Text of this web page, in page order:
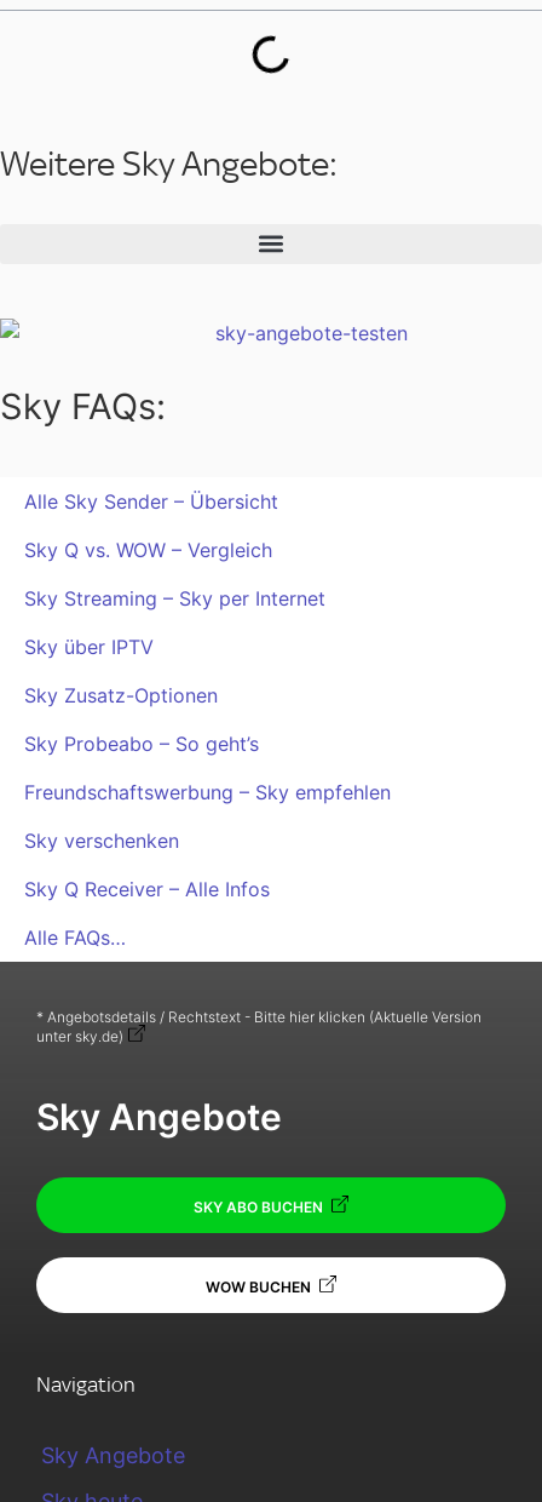
Weitere Sky Angebote:
Sky FAQs:
Alle Sky Sender – Übersicht
Sky Q vs. WOW – Vergleich
Sky Streaming – Sky per Internet
Sky über IPTV
Sky Zusatz-Optionen
Sky Probeabo – So geht’s
Freundschaftswerbung – Sky empfehlen
Sky verschenken
Sky Q Receiver – Alle Infos
Alle FAQs…
* Angebotsdetails / Rechtstext - Bitte hier klicken (Aktuelle Version
unter sky.de)
Sky Angebote
SKY ABO BUCHEN
WOW BUCHEN
Navigation
Sky Angebote